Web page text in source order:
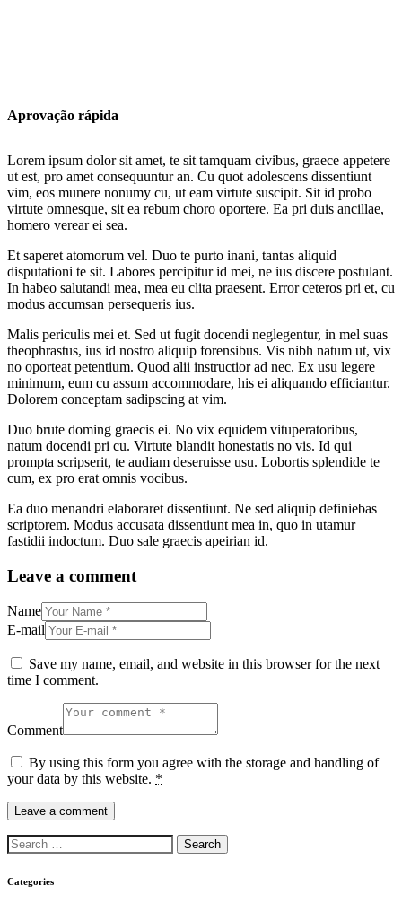
Aprovação rápida
Lorem ipsum dolor sit amet, te sit tamquam civibus, graece appetere
ut est, pro amet consequuntur an. Cu quot adolescens dissentiunt
vim, eos munere nonumy cu, ut eam virtute suscipit. Sit id probo
virtute omnesque, sit ea rebum choro oportere. Ea pri duis ancillae,
homero verear ei sea.
Et saperet atomorum vel. Duo te purto inani, tantas aliquid
disputationi te sit. Labores percipitur id mei, ne ius discere postulant.
In habeo salutandi mea, mea eu clita praesent. Error ceteros pri et, cu
modus accumsan persequeris ius.
Malis periculis mei et. Sed ut fugit docendi neglegentur, in mel suas
theophrastus, ius id nostro aliquip forensibus. Vis nibh natum ut, vix
no oporteat petentium. Quod alii instructior ad nec. Ex usu legere
minimum, eum cu assum accommodare, his ei aliquando efficiantur.
Dolorem conceptam sadipscing at vim.
Duo brute doming graecis ei. No vix equidem vituperatoribus,
natum docendi pri cu. Virtute blandit honestatis no vis. Id qui
prompta scripserit, te audiam deseruisse usu. Lobortis splendide te
cum, ex pro erat omnis vocibus.
Ea duo menandri elaboraret dissentiunt. Ne sed aliquip definiebas
scriptorem. Modus accusata dissentiunt mea in, quo in utamur
fastidii indoctum. Duo sale graecis apeirian id.
Leave a comment
Name
E-mail
Save my name, email, and website in this browser for the next
time I comment.
Comment
By using this form you agree with the storage and handling of
your data by this website. *
Categories